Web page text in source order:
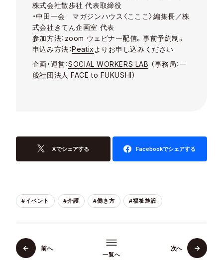
株式会社散歩社 代表取締役
・中田一会 マガジンハウス〈こここ〉編集長／株
式会社きてん企画室 代表
参加方法：zoom ウェビナー配信。事前予約制。
申込み方法：Peatix よりお申し込みください
企画・運営：SOCIAL WORKERS LAB （事務局：一
般社団法人 FACE to FUKUSHI）
Xでシェアする Facebookでシェアする
#イベント #介護 #働き方 #福祉施設
前へ
一覧へ
次へ